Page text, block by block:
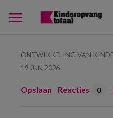
ONTWIKKELING VAN
19 JUN 2026
Opslaan Reacties 0